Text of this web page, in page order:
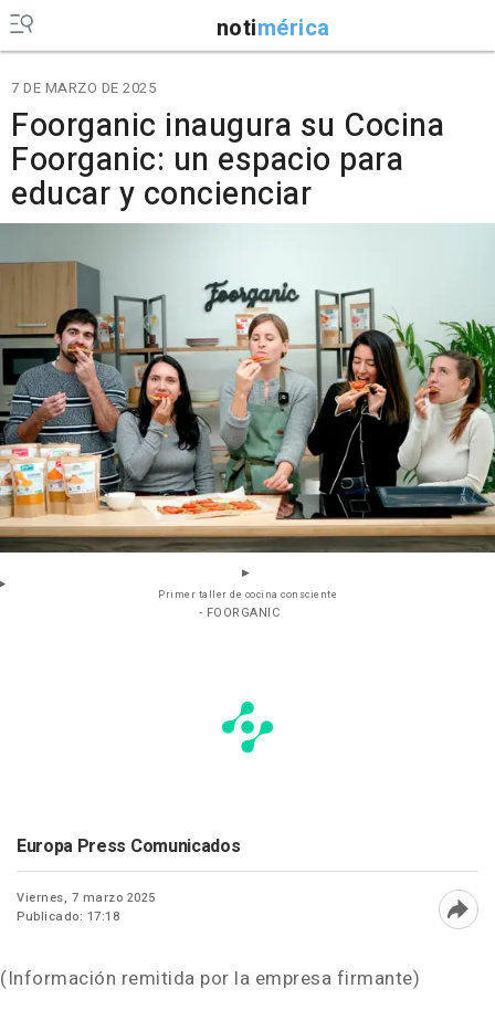
notimérica
7 DE MARZO DE 2025
Foorganic inaugura su Cocina
Foorganic: un espacio para
educar y concienciar
Primer taller de cocina consciente
- FOORGANIC
Europa Press Comunicados
Viernes, 7 marzo 2025
Publicado: 17:18
(Información remitida por la empresa firmante)